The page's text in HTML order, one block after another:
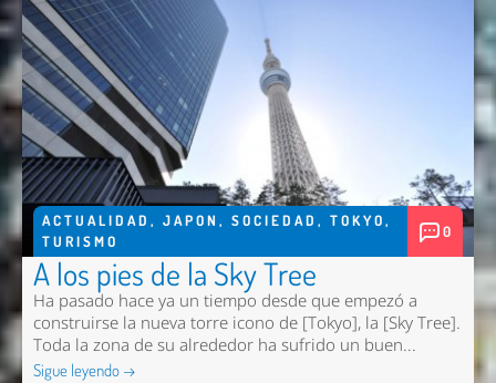
ACTUALIDAD , JAPON , SOCIEDAD , TOKYO,
TURISMO
0
A los pies de la Sky Tree
Ha pasado hace ya un tiempo desde que empezó a
construirse la nueva torre icono de [Tokyo], la [Sky Tree].
Toda la zona de su alrededor ha sufrido un buen...
Sigue leyendo →